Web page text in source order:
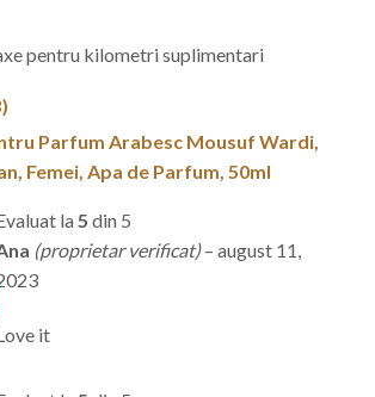
pentru kilometri suplimentari
Parfum Arabesc Mousuf Wardi,
Femei, Apa de Parfum, 50ml
la 5 din 5
(proprietar verificat) – august 11,
it